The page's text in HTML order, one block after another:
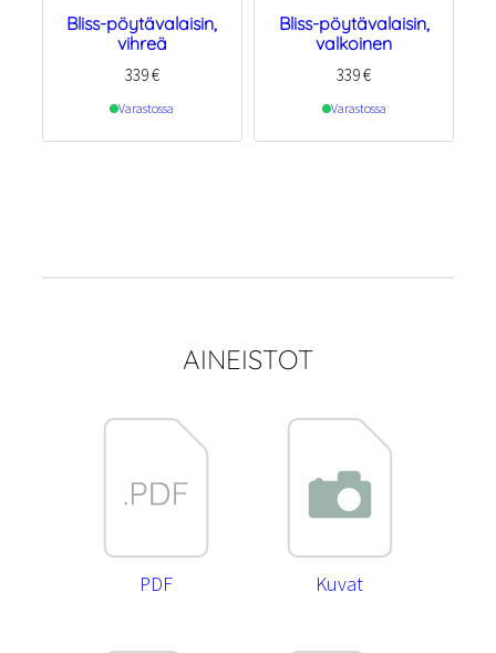
Bliss-pöytävalaisin,
vihreä
339€
Varastossa
Bliss-pöytävalaisin,
valkoinen
339€
Varastossa
AINEISTOT
PDF Kuvat